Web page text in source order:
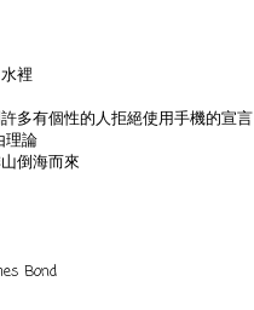
裡
多有個性的人拒絕使用手機的宣言
理論
倒海而來
Bond